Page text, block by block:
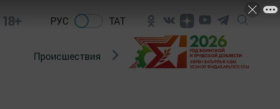
18+ РУС ТАТ
Происшествия Новости Госавтоинспекции